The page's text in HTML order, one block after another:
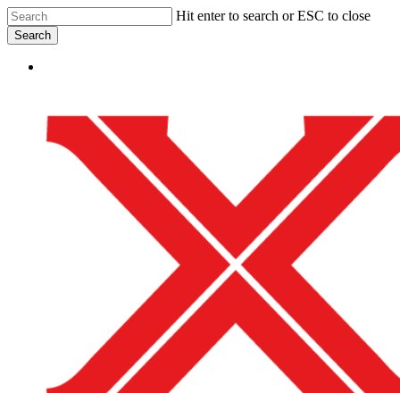
Skip
to
main
content
Hit enter to search or ESC to close
Search
Search